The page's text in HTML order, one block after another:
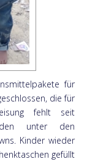
für
die für
fehlt seit
unter den
Kinder wieder
gefüllt